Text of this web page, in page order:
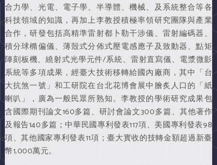
合力學、光電、電子學、半導體、機械、及系統整合等各
科技領域的知識，再加上李教授積極率領研究團隊與產業
合作，研發包括高精準雷射都卜勒干涉儀、雷射編碼器、
積分球橢偏儀、薄殼式分佈式壓電感應子及致動器、點矩
陣刻板機、繞射式光學元件/系統、雷射直寫儀、電漿微影
系統等多項成果，經臺大技術移轉給國內廠商，其中「台
大抗煞一號」和工研院在台北花博會展中膾炙人口的「紙
喇叭」，廣為一般民眾所熟知。李教授的學術研究成果包
含國際期刊論文160多篇、研討會論文300多篇、其他著作
及報告140多篇；中華民國專利發表117項、美國專利發表98
項、其他國家專利發表11項；臺大實收的技轉金額超過新臺
幣1,000萬元。